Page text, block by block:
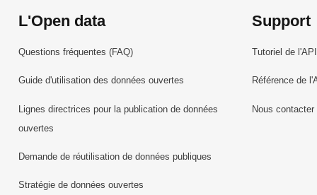
L'Open data
Questions fréquentes (FAQ)
Guide d'utilisation des données ouvertes
Lignes directrices pour la publication de données
ouvertes
Demande de réutilisation de données publiques
Stratégie de données ouvertes
Support
Tutoriel de l'API
Référence de
Nous contacter